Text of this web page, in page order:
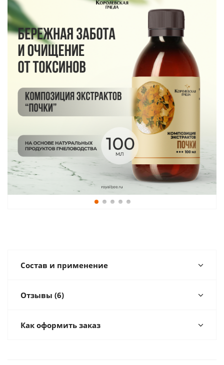
Состав и применение
Отзывы (6)
Как оформить заказ